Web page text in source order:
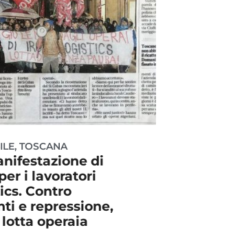
, TOSCANA
di
i lavoratori
Contro
e repressione,
operaia